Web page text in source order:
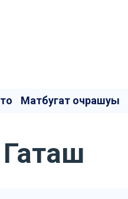
Матбугат очрашуы
Гаташ